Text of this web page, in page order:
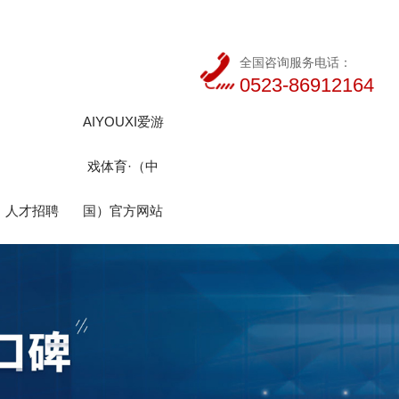
人才招聘
AIYOUXI爱游
戏体育·（中
国）官方网站
全国咨询服务电话：
0523-86912164